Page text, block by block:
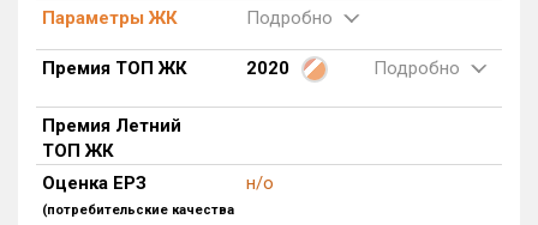
Жилых комплексов
Многоквартирных домов
522 из 522
Блокированных домов
8 из 8
Поселков таунхаусов
1 из 1
Блокированных домов
Квартир, апартаментов,
блоков в БД
Параметры ЖК Подробно
Премия ТОП ЖК 2020 Подробно
Премия Летний
ТОП ЖК
Оценка ЕРЗ
(потребительские качества
н/о